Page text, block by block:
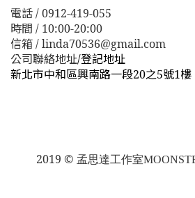
電話 / 0912-419-055
時間 / 10:00-20:00
信箱 / linda70536@gmail.com
公司聯絡地址/登記地址
新北市中和區興南路一段20之5號1樓
2019 © 孟思達工作室